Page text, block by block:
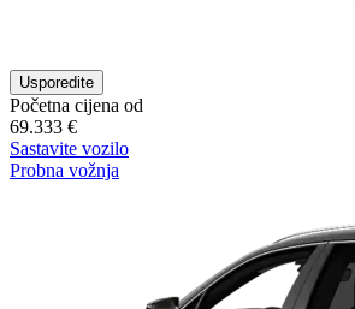
Usporedite
Početna cijena od
69.333 €
Sastavite vozilo
Probna vožnja